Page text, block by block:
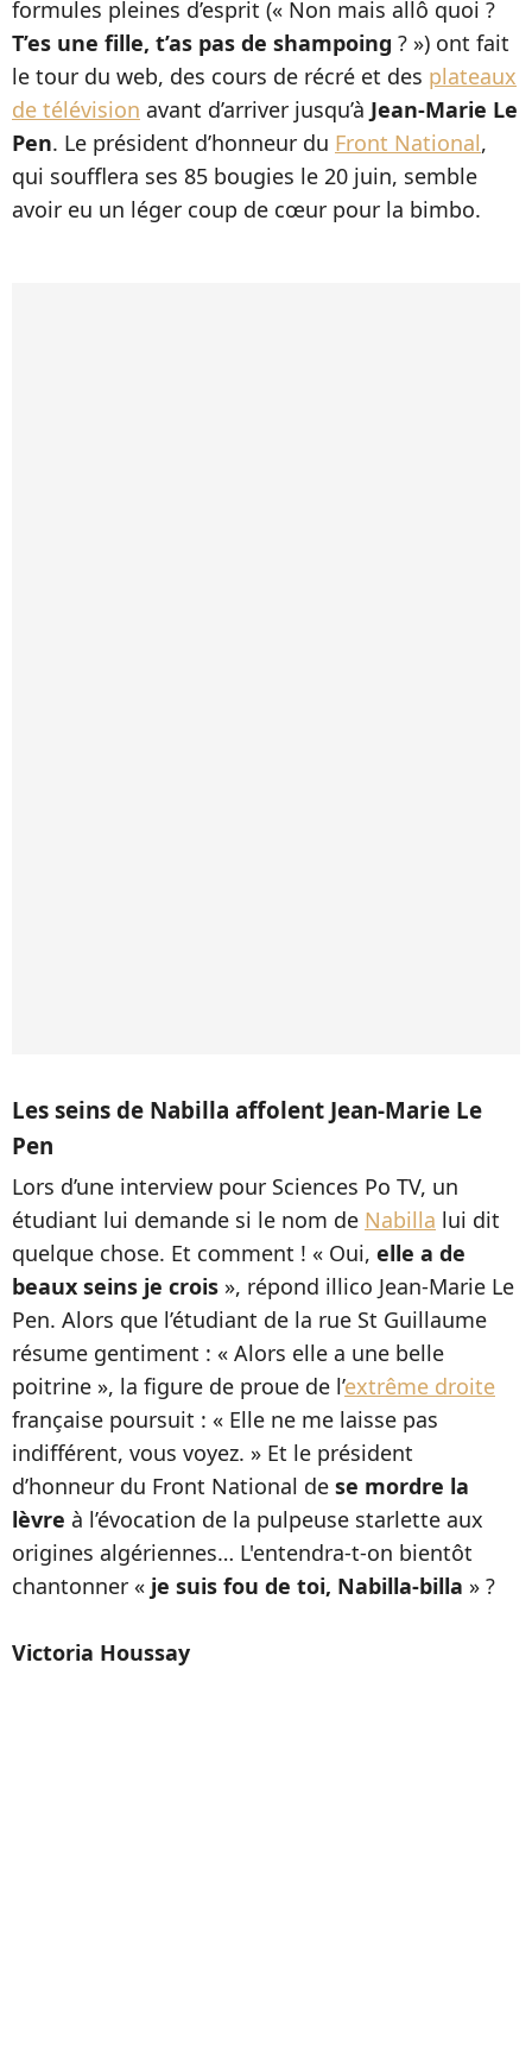
formules pleines d’esprit (« Non mais allô quoi ?
T’es une fille, t’as pas de shampoing ? ») ont fait
le tour du web, des cours de récré et des plateaux
de télévision avant d’arriver jusqu’à Jean-Marie Le
Pen. Le président d’honneur du Front National,
qui soufflera ses 85 bougies le 20 juin, semble
avoir eu un léger coup de cœur pour la bimbo.
Les seins de Nabilla affolent Jean-Marie Le
Pen
Lors d’une interview pour Sciences Po TV, un
étudiant lui demande si le nom de Nabilla lui dit
quelque chose. Et comment ! « Oui, elle a de
beaux seins je crois », répond illico Jean-Marie Le
Pen. Alors que l’étudiant de la rue St Guillaume
résume gentiment : « Alors elle a une belle
poitrine », la figure de proue de l’extrême droite
française poursuit : « Elle ne me laisse pas
indifférent, vous voyez. » Et le président
d’honneur du Front National de se mordre la
lèvre à l’évocation de la pulpeuse starlette aux
origines algériennes… L'entendra-t-on bientôt
chantonner « je suis fou de toi, Nabilla-billa » ?
Victoria Houssay